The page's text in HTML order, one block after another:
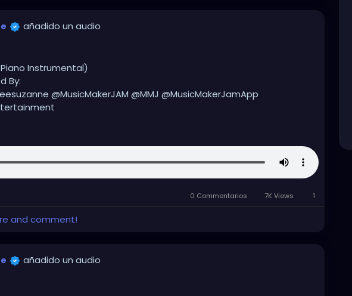
añadido un audio
Instrumental)
By:
@MusicMakerJAM @MMJ @MusicMakerJamApp
#music#musicmakers#musicmaker#instrumentals
#hiphop#hiphopmusic#hiphopinstrumentals
0 Commentarios 7K Views 1
and comment!
añadido un audio